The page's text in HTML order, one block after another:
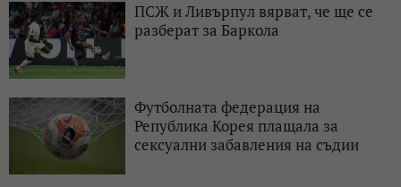
ПСЖ и Ливърпул вярват, че ще се
разберат за Баркола
Футболната федерация на
Република Корея плащала за
сексуални забавления на съдии